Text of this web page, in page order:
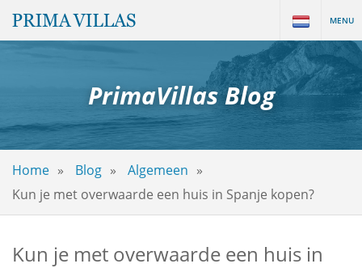
MENU
PrimaVillas Blog
Home Blog
Algemeen
Kun je met overwaarde een huis in Spanje kopen?
Kun je met overwaarde een huis in